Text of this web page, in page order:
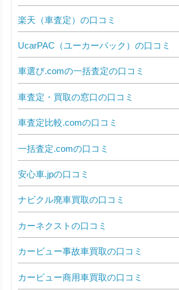
楽天（車査定）の口コミ
UcarPAC（ユーカーパック）の口コミ
車選び.comの一括査定の口コミ
車査定・買取の窓口の口コミ
車査定比較.comの口コミ
一括査定.comの口コミ
安心車.jpの口コミ
ナビクル廃車買取の口コミ
カーネクストの口コミ
カービュー事故車買取の口コミ
カービュー商用車買取の口コミ